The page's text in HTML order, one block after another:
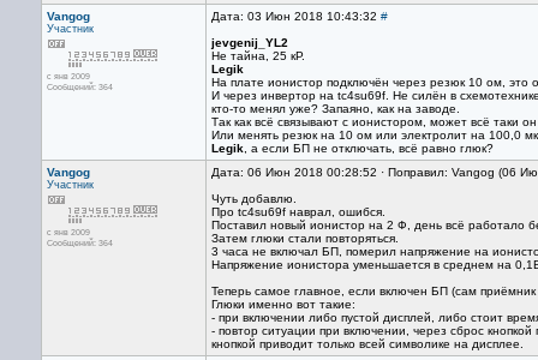
Vangog
Участник
с янв 2009
Сообщений: 364
Дата: 03 Июн 2018 10:43:32 #
jevgenij_YL2
Не тайна, 25 кР.
Legik
На плате ионистор подключён через резюк 10 ом, это
И через инвертор на tc4su69f. Не силён в
кто-то менял уже? Запаяно, как на заводе.
Так как всё связывают с ионистором, может всё таки
Или менять резюк на 10 ом или электролит на 100,0
Legik , а если БП не отключать, всё равно глюк?
Vangog
Участник
с янв 2009
Сообщений: 364
Дата: 06 Июн 2018 00:28:52 · Поправил: Vangog (06
Чуть добавлю.
Про tc4su69f наврал, ошибся.
Поставил новый ионистор на 2 Ф, день всё работало
Затем глюки стали повторяться.
3 часа не включал БП, померил напряжение на
Напряжение ионистора уменьшается в среднем на
Теперь самое главное, если включен БП (сам
Глюки именно вот такие:
- при включении либо пустой дисплей, либо стоит
- повтор ситуации при включении, через сброс
кнопкой приводит только всей символике на дисплее.